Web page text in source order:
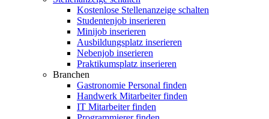
Kostenlose Stellenanzeige schalten
Studentenjob inserieren
Minijob inserieren
Ausbildungsplatz inserieren
Nebenjob inserieren
Praktikumsplatz inserieren
Branchen
Gastronomie Personal finden
Handwerk Mitarbeiter finden
IT Mitarbeiter finden